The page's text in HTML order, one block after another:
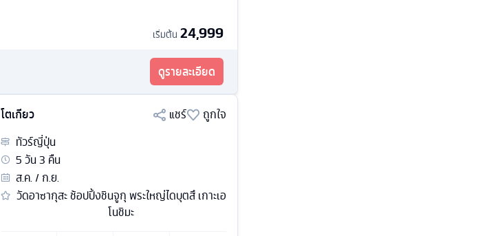
เริ่มต้น 24,999
ดูรายละเอียด
โตเกียว แชร์
ถูกใจ
ทัวร์ญี่ปุ่น
5วัน3 คืน
ส.ค. / ก.ย.
วัดอาซากุสะ ช้อปปิ้งชินจูกุ พระใหญ่ไดบุตสึ เกาะเอ
โนชิมะ